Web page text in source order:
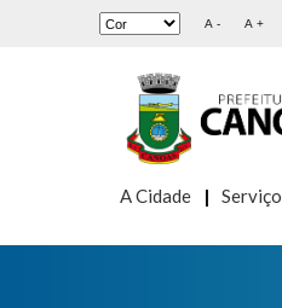
A - A +
A Cidade